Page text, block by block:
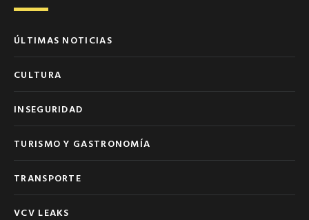
ÚLTIMAS NOTICIAS
CULTURA
INSEGURIDAD
TURISMO Y GASTRONOMÍA
TRANSPORTE
VCV LEAKS